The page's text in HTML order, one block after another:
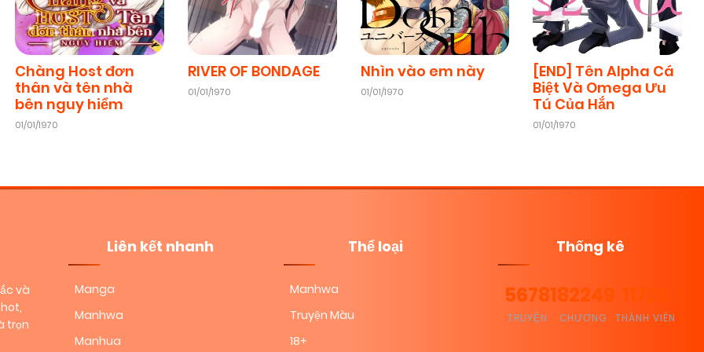
Chapter 43(VIP) 22/05/2026
22/05/2026
Chàng Host đơn
thân và tên nhà
bên nguy hiểm
01/01/1970
RIVER OF BONDAGE
01/01/1970
Nhìn vào em này
01/01/1970
[END] Tên Alpha Cá
Biệt Và Omega Ưu
Tú Của Hắn
01/01/1970
và
trọn
Liên kết nhanh
Manga
Manhwa
Manhua
Thể loại
Manhwa
Truyện Màu
18+
Thống kê
5678
TRUYỆN
182249
CHƯƠNG THÀNH VIÊN